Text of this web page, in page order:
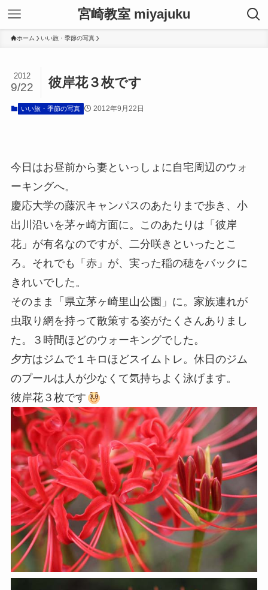
宮崎教室 miyajuku
ホーム いい旅・季節の写真
彼岸花３枚です
2012
9/22
いい旅・季節の写真 2012年9月22日
今日はお昼前から妻といっしょに自宅周辺のウォ
ーキングへ。
慶応大学の藤沢キャンパスのあたりまで歩き、小
出川沿いを茅ヶ崎方面に。このあたりは「彼岸
花」が有名なのですが、二分咲きといったとこ
ろ。それでも「赤」が、実った稲の穂をバックに
きれいでした。
そのまま「県立茅ヶ崎里山公園」に。家族連れが
虫取り網を持って散策する姿がたくさんありまし
た。３時間ほどのウォーキングでした。
夕方はジムで１キロほどスイムトレ。休日のジム
のプールは人が少なくて気持ちよく泳げます。
彼岸花３枚です